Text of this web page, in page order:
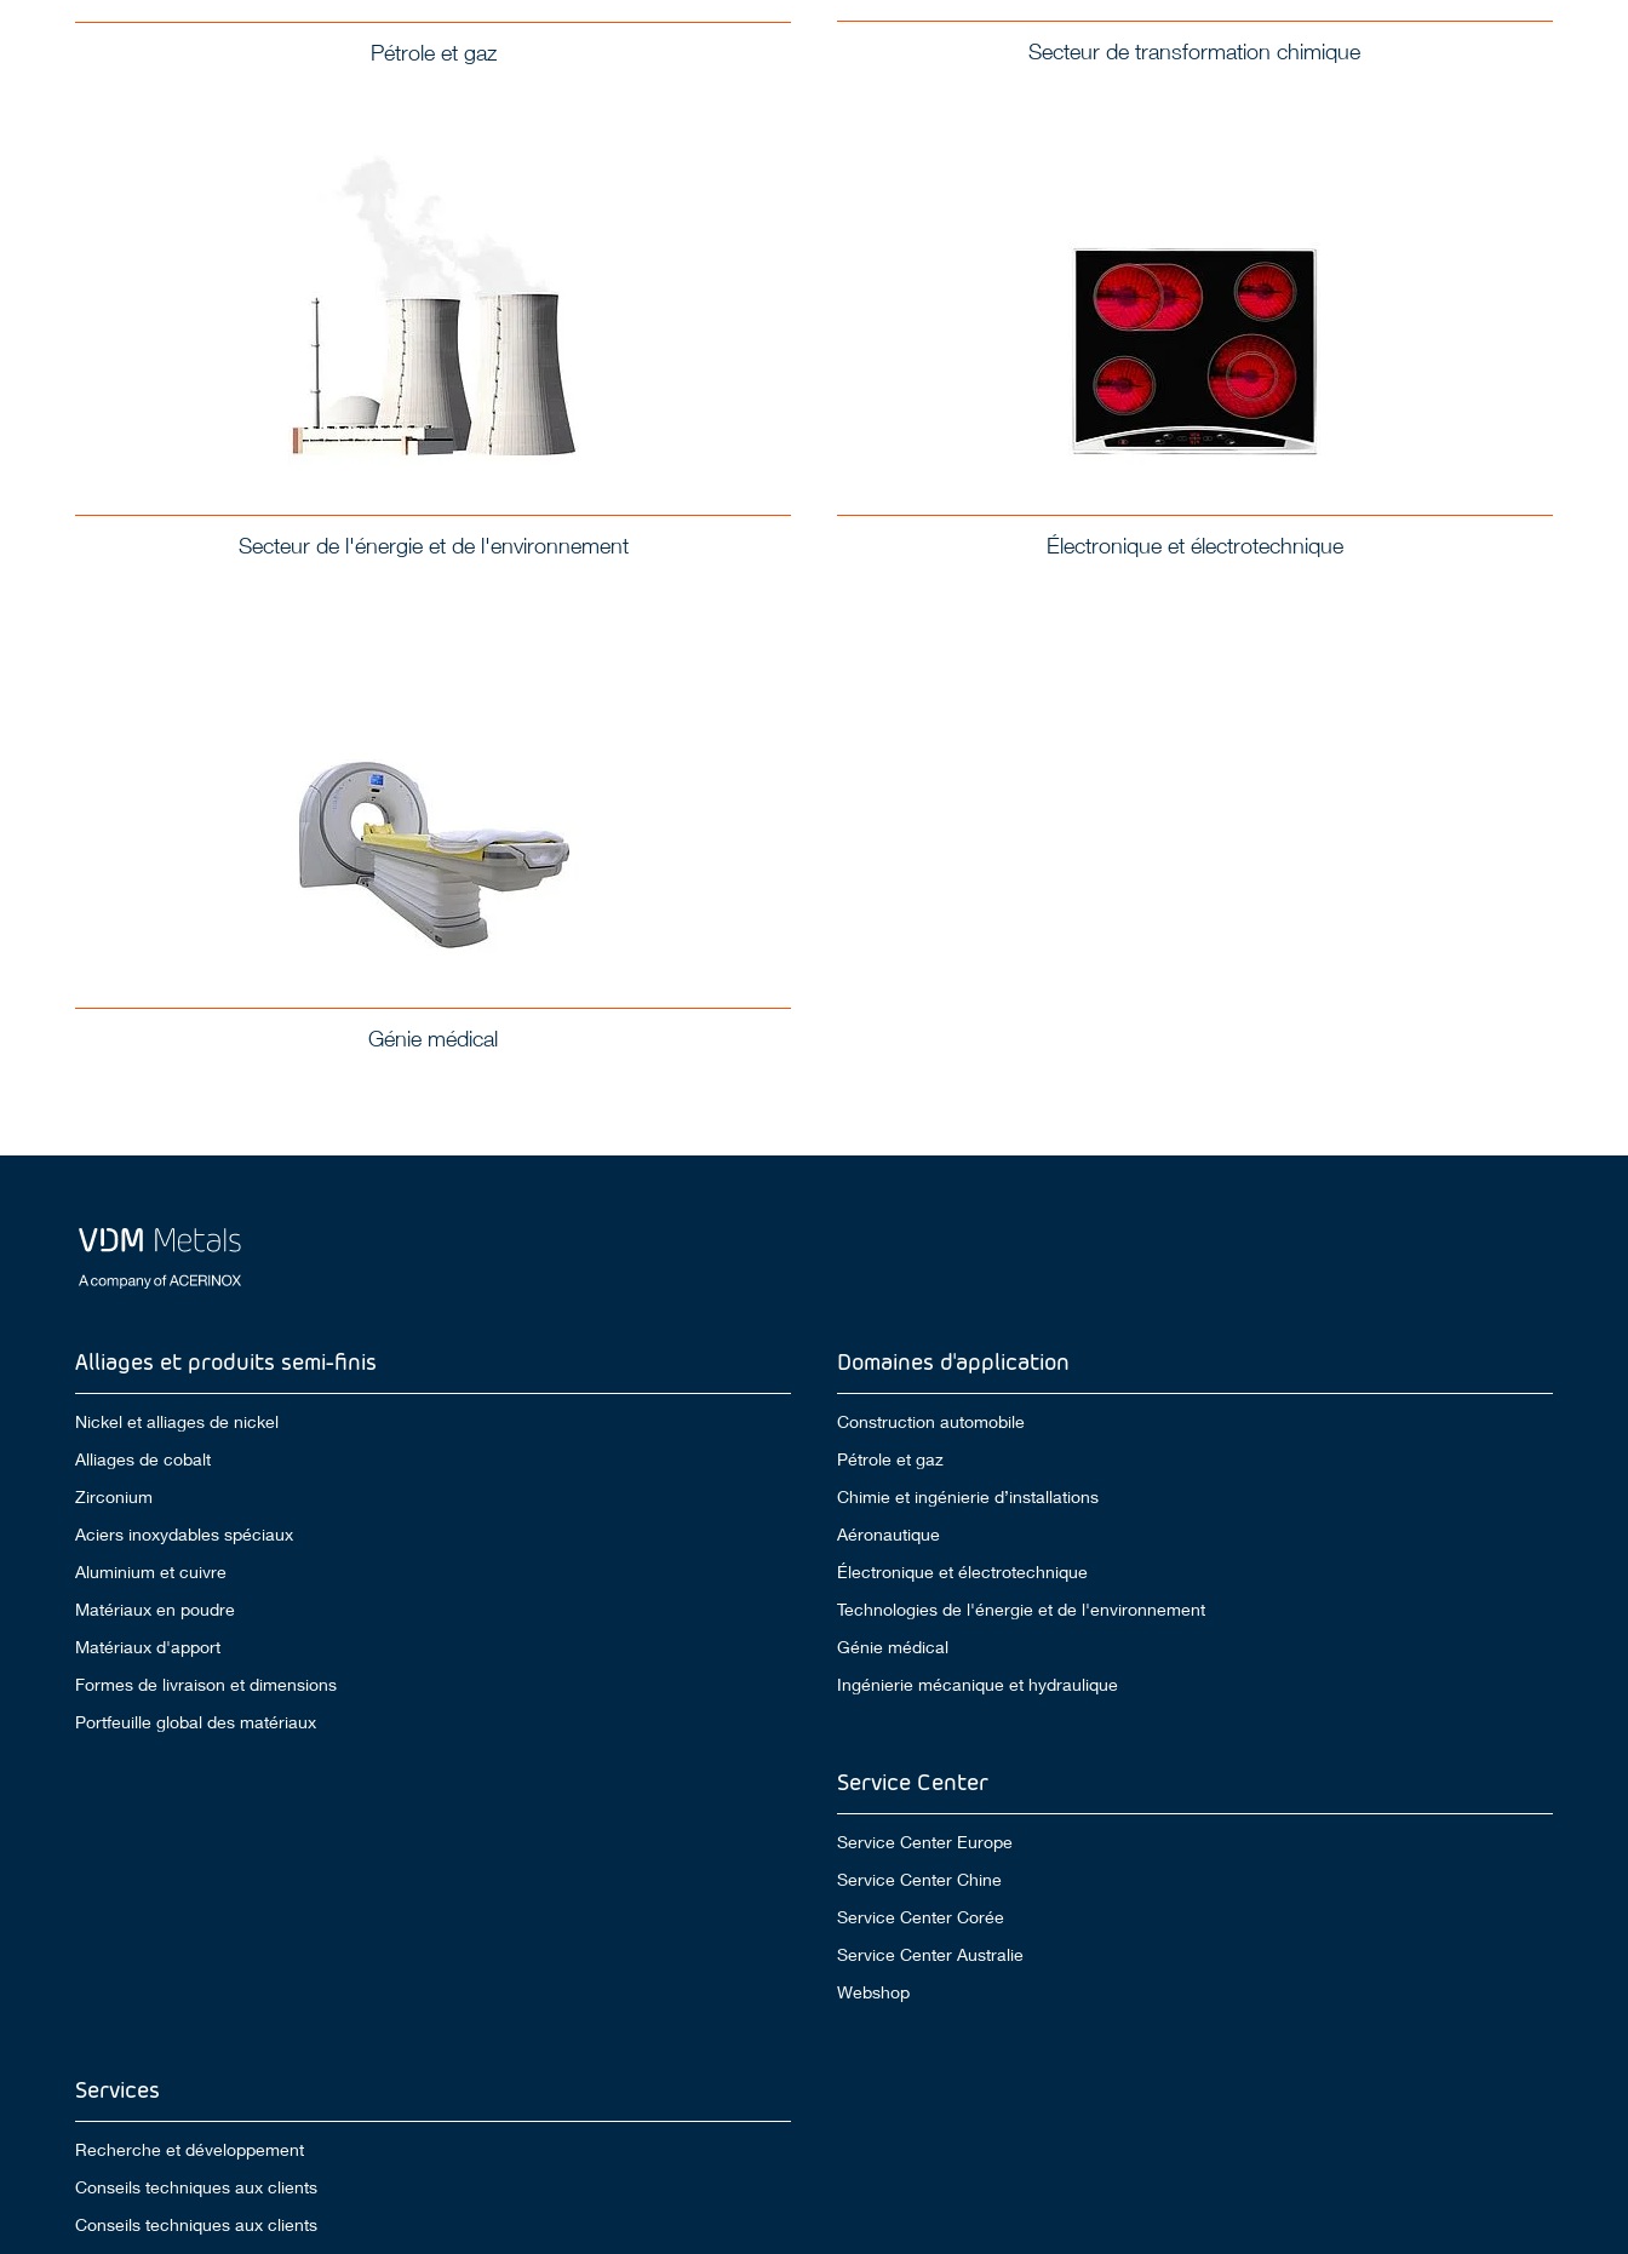
Pétrole et gaz Secteur de transformation chimique
Secteur de l'énergie et de l'environnement Électronique et électrotechnique
Génie médical
Alliages et produits semi-finis
Nickel et alliages de nickel
Alliages de cobalt
Zirconium
Aciers inoxydables spéciaux
Aluminium et cuivre
Matériaux en poudre
Matériaux d'apport
Formes de livraison et dimensions
Portfeuille global des matériaux
Domaines d'application
Construction automobile
Pétrole et gaz
Chimie et ingénierie d’installations
Aéronautique
Électronique et électrotechnique
Technologies de l'énergie et de l'environnement
Génie médical
Ingénierie mécanique et hydraulique
Service Center
Service Center Europe
Service Center Chine
Service Center Corée
Service Center Australie
Webshop
Services
Recherche et développement
Conseils techniques aux clients
Conseils techniques aux clients